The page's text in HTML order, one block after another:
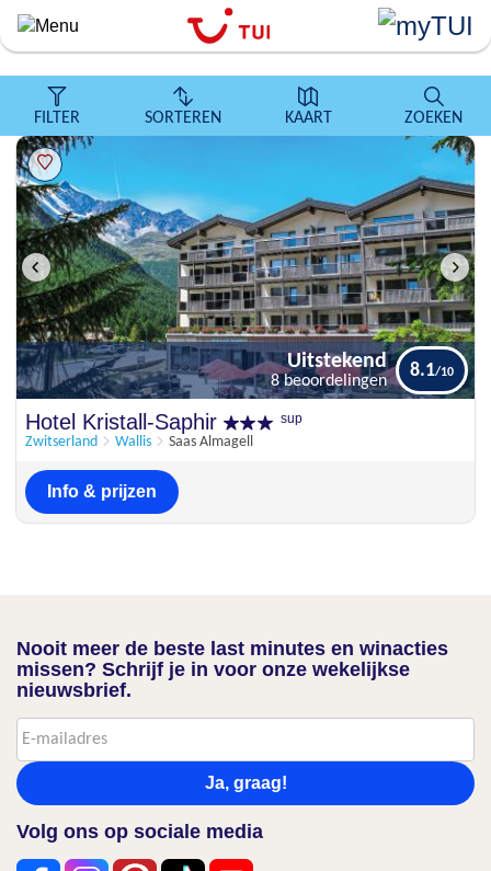
Overslaan
algemene
inhoud
gaan
FILTER SORTEREN KAART ZOEKEN
Uitstekend
Hotel Kristall-Saphir sup
Zwitserland Wallis Saas Almagell
Uitstekend
8 beoordelingen
8.1
Info & prijzen
Nooit meer de beste last minutes en winacties
missen? Schrijf je in voor onze wekelijkse
nieuwsbrief.
Ja, graag!
Volg ons op sociale media